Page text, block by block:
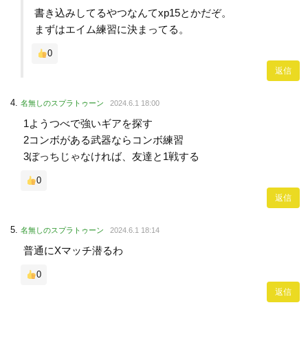
書き込みしてるやつなんてxp15とかだぞ。
まずはエイム練習に決まってる。
0
返信
名無しのスプラトゥーン 2024.6.1 18:00
1ようつべで強いギアを探す
2コンボがある武器ならコンボ練習
3ぼっちじゃなければ、友達と1戦する
0
返信
名無しのスプラトゥーン 2024.6.1 18:14
普通にXマッチ潜るわ
0
返信